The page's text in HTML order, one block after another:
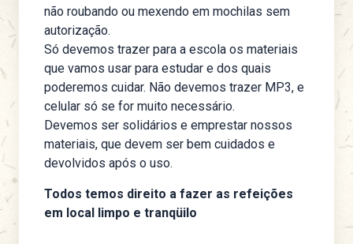
não roubando ou mexendo em mochilas sem
autorização.
Só devemos trazer para a escola os materiais
que vamos usar para estudar e dos quais
poderemos cuidar. Não devemos trazer MP3, e
celular só se for muito necessário.
Devemos ser solidários e emprestar nossos
materiais, que devem ser bem cuidados e
devolvidos após o uso.
Todos temos direito a fazer as refeições
em local limpo e tranqüilo